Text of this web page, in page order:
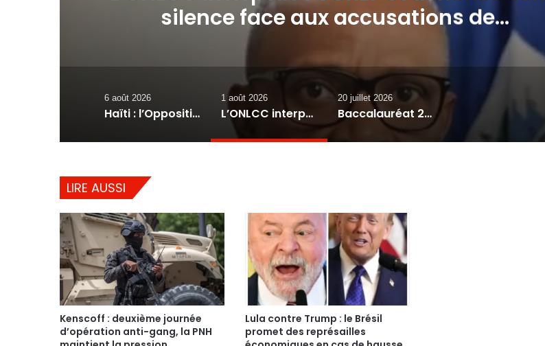
silence face aux accusations de
blanchiment d’argent en Haïti
6 août 2026
Haïti : l’Opposition progressiste lance un « Front du Refus » contre la transition et les élections dans les conditions actuelles
1 août 2026
L’ONLCC interpelle l’UCREF et dénonce son silence face aux accusations de blanchiment d’argent en Haïti
20 juillet 2026
Baccalauréat 2026 : le CONEHQ accuse l’État d’échecs majeurs dans l’organisation des examens
LIRE AUSSI
Kenscoff : deuxième journée
d’opération anti-gang, la PNH
Lula contre Trump : le Brésil
promet des représailles